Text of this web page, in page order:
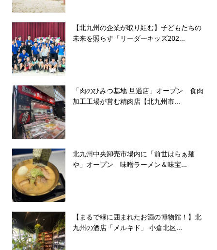
【北九州の企業が取り組む】子どもたちの
未来を照らす「リーダーキッズ202...
「肉のひみつ基地 旦過店」オープン 食肉
加工工場が営む精肉店【北九州市...
北九州中央卸売市場内に「前世はらぁ麺
や」オープン 味噌ラーメン＆味宝...
【まるで緑に囲まれたお酒の博物館！】北
九州の酒店「メルキド」 小倉北区...